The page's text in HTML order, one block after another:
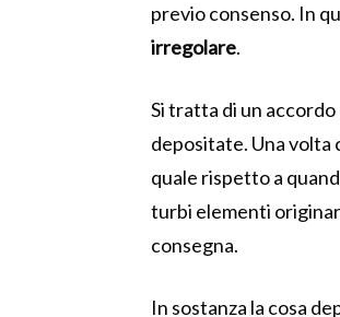
previo consenso. In
irregolare.
Si tratta di un
depositate. Una volta
quale rispetto a
turbi elementi
consegna.
In sostanza la cosa